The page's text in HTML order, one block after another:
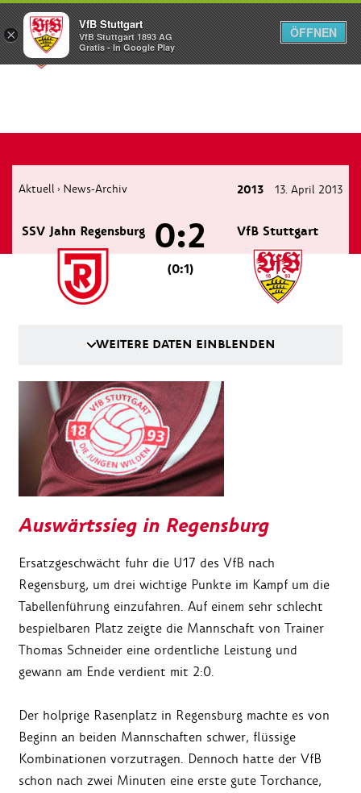
Menü
Aktuell › News-Archiv 2013 13. April 2013
SSV Jahn Regensburg VfB Stuttgart
0:2
(0:1)
WEITERE DATEN EINBLENDEN
Auswärtssieg in Regensburg
Ersatzgeschwächt fuhr die U17 des VfB nach
Regensburg, um drei wichtige Punkte im Kampf um die
Tabellenführung einzufahren. Auf einem sehr schlecht
bespielbaren Platz zeigte die Mannschaft von Trainer
Thomas Schneider eine ordentliche Leistung und
gewann am Ende verdient mit 2:0.
Der holprige Rasenplatz in Regensburg machte es von
Beginn an beiden Mannschaften schwer, flüssige
Kombinationen vorzutragen. Dennoch hatte der VfB
schon nach zwei Minuten eine erste gute Torchance,
×
VfB Stuttgart
VfB Stuttgart 1893 AG
Gratis - In Google Play
ÖFFNEN